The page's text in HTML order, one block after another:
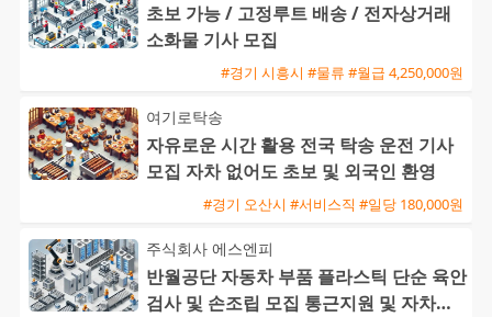
초보 가능 / 고정루트 배송 / 전자상거래
소화물 기사 모집
#경기 시흥시 #물류 #월급 4,250,000원
여기로탁송
자유로운 시간 활용 전국 탁송 운전 기사
모집 자차 없어도 초보 및 외국인 환영
#경기 오산시 #서비스직 #일당 180,000원
주식회사 에스엔피
반월공단 자동차 부품 플라스틱 단순 육안
검사 및 손조립 모집 통근지원 및 자차수